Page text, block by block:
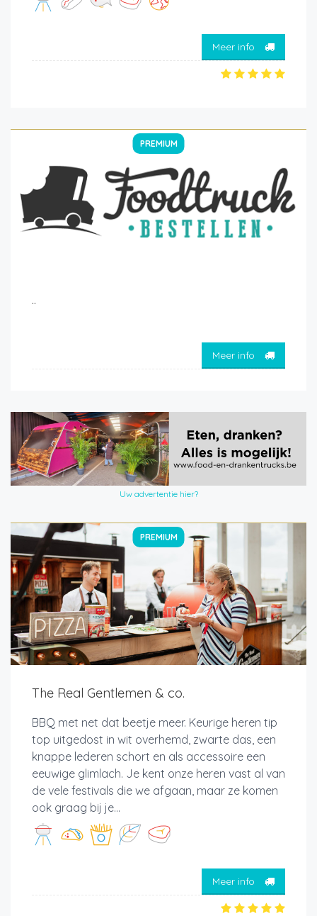
Meer info
PREMIUM
..
Meer info
Uw advertentie hier?
PREMIUM
The Real Gentlemen & co.
BBQ met net dat beetje meer. Keurige heren tip
top uitgedost in wit overhemd, zwarte das, een
knappe lederen schort en als accessoire een
eeuwige glimlach. Je kent onze heren vast al van
de vele festivals die we afgaan, maar ze komen
ook graag bij je...
Meer info